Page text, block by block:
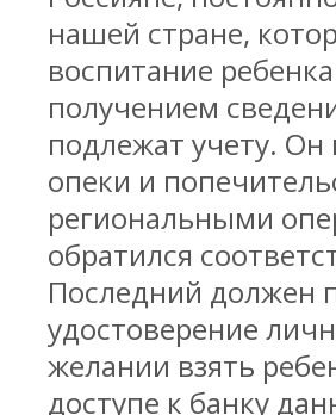
нашей стране,
воспитание
получением
подлежат учету. Он
опеки и
региональными
обратился
Последний должен
удостоверение
желании взять
доступе к банку